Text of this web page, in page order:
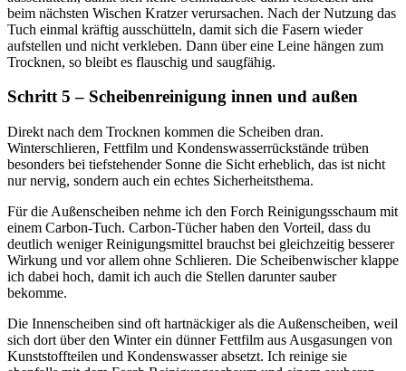
beim nächsten Wischen Kratzer verursachen. Nach der Nutzung das
Tuch einmal kräftig ausschütteln, damit sich die Fasern wieder
aufstellen und nicht verkleben. Dann über eine Leine hängen zum
Trocknen, so bleibt es flauschig und saugfähig.
Schritt 5 – Scheibenreinigung innen und außen
Direkt nach dem Trocknen kommen die Scheiben dran.
Winterschlieren, Fettfilm und Kondenswasserrückstände trüben
besonders bei tiefstehender Sonne die Sicht erheblich, das ist nicht
nur nervig, sondern auch ein echtes Sicherheitsthema.
Für die Außenscheiben nehme ich den Forch Reinigungsschaum mit
einem Carbon-Tuch. Carbon-Tücher haben den Vorteil, dass du
deutlich weniger Reinigungsmittel brauchst bei gleichzeitig besserer
Wirkung und vor allem ohne Schlieren. Die Scheibenwischer klappe
ich dabei hoch, damit ich auch die Stellen darunter sauber
bekomme.
Die Innenscheiben sind oft hartnäckiger als die Außenscheiben, weil
sich dort über den Winter ein dünner Fettfilm aus Ausgasungen von
Kunststoffteilen und Kondenswasser absetzt. Ich reinige sie